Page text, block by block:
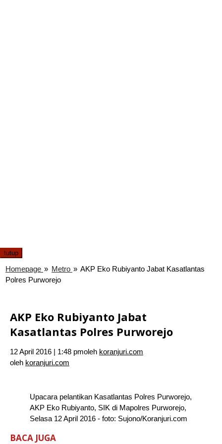
tutup
Homepage » Metro » AKP Eko Rubiyanto Jabat Kasatlantas
Polres Purworejo
AKP Eko Rubiyanto Jabat
Kasatlantas Polres Purworejo
12 April 2016 | 1:48 pmoleh koranjuri.com
oleh koranjuri.com
Upacara pelantikan Kasatlantas Polres Purworejo,
AKP Eko Rubiyanto, SIK di Mapolres Purworejo,
Selasa 12 April 2016 - foto: Sujono/Koranjuri.com
BACA JUGA